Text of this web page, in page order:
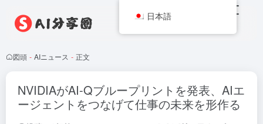
図頭 - AIニュース - 正文
NVIDIAがAI-Qブループリントを発表、AIエ
ージェントをつなげて仕事の未来を形作る
日本語